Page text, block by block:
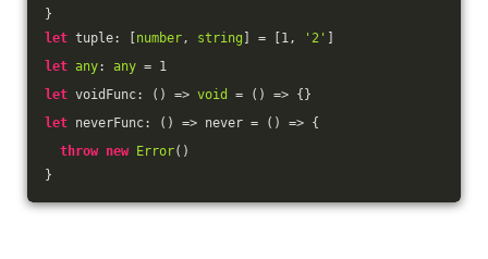
}
let tuple: [ number, string ] = [ 1, '2'
let any: any = 1
let voidFunc: () => void = () => {}
let neverFunc: () => never = () => {
throw new Error()
}